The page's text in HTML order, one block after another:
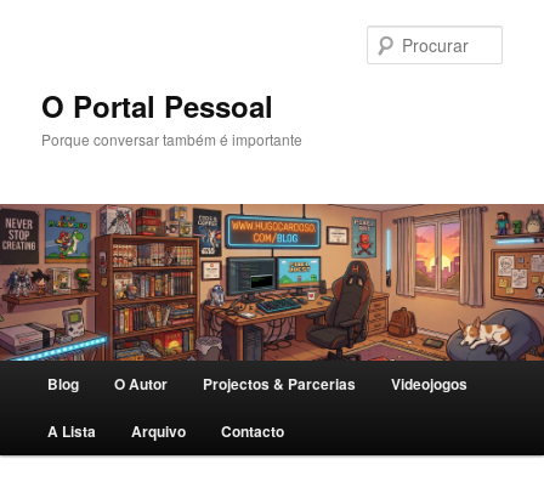
primário
secundárioO Portal Pessoal
Porque conversar também é importante
Blog O Autor Projectos & Parcerias Videojogos
A Lista Arquivo Contacto